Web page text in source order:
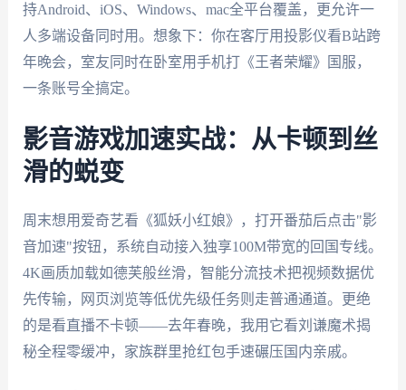
持Android、iOS、Windows、mac全平台覆盖，更允许一
人多端设备同时用。想象下：你在客厅用投影仪看B站跨
年晚会，室友同时在卧室用手机打《王者荣耀》国服，
一条账号全搞定。
影音游戏加速实战：从卡顿到丝
滑的蜕变
周末想用爱奇艺看《狐妖小红娘》，打开番茄后点击"影
音加速"按钮，系统自动接入独享100M带宽的回国专线。
4K画质加载如德芙般丝滑，智能分流技术把视频数据优
先传输，网页浏览等低优先级任务则走普通通道。更绝
的是看直播不卡顿——去年春晚，我用它看刘谦魔术揭
秘全程零缓冲，家族群里抢红包手速碾压国内亲戚。